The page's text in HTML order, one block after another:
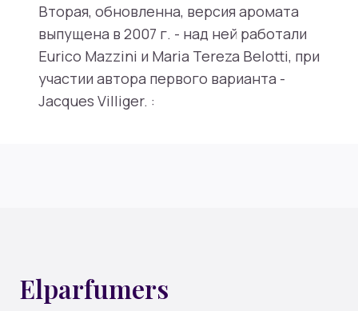
Вторая, обновленна, версия аромата
выпущена в 2007 г. - над ней работали
Eurico Mazzini и Maria Tereza Belotti, при
участии автора первого варианта -
Jacques Villiger. :
Elparfumers